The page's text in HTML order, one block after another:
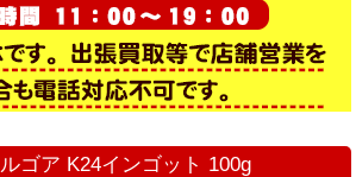
ゴア K24インゴット 100g